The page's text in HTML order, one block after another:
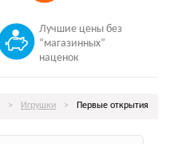
Лучшие цены без
“магазинных”
наценок
> Игрушки > Первые открытия